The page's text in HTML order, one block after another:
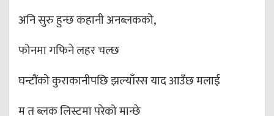
अनि सुरु हुन्छ कहानी अनब्लकको,
फोनमा गफिने लहर चल्छ
घन्टौंको कुराकानीपछि झल्याँस्स याद आउँछ मलाई
म त ब्लक लिस्टमा परेको मान्छे